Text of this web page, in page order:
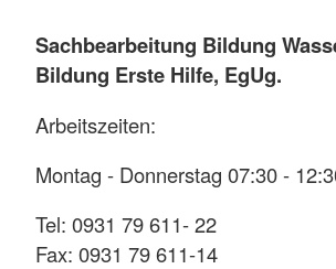
Sachbearbeitung Bildung
Bildung Erste Hilfe, EgUg.
Arbeitszeiten:
Montag - Donnerstag 07:30 -
Tel: 0931 79 611- 22
Fax: 0931 79 611-14